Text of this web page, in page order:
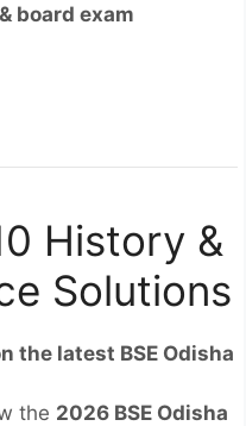
board exam
History &
Solutions
the latest BSE Odisha
the 2026 BSE Odisha